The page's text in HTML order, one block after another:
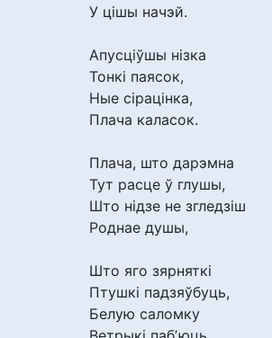
У цішы начэй.
Апусціўшы нізка
Тонкі паясок,
Ные сірацінка,
Плача каласок.
Плача, што дарэмна
Тут расце ў глушы,
Што нідзе не згледзіш
Роднае душы,
Што яго зярняткі
Птушкі падзяўбуць,
Белую саломку